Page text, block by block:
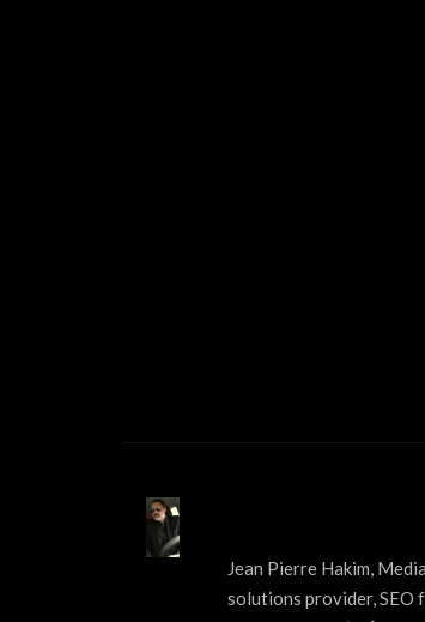
Jean Pierre Hakim,
solutions provider, SEO